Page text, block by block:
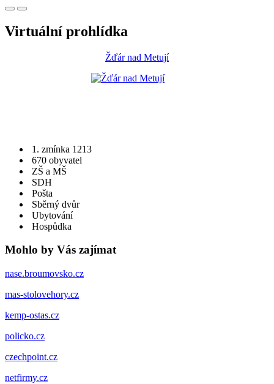
Virtuální prohlídka
Žďár nad Metují
1. zmínka 1213
670 obyvatel
ZŠ a MŠ
SDH
Pošta
Sběrný dvůr
Ubytování
Hospůdka
Mohlo by Vás zajímat
nase.broumovsko.cz
mas-stolovehory.cz
kemp-ostas.cz
policko.cz
czechpoint.cz
netfirmy.cz